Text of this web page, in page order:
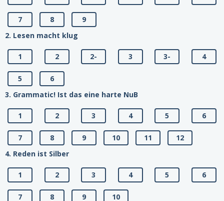
7 8
9
2. Lesen macht klug
1 2 2- 3 3- 4
5
6
3. Grammatic! Ist das eine harte NuB
1 2 3 4 5 6
7 8 9 10 11
12
4. Reden ist Silber
1 2 3 4 5 6
7 8 9
10